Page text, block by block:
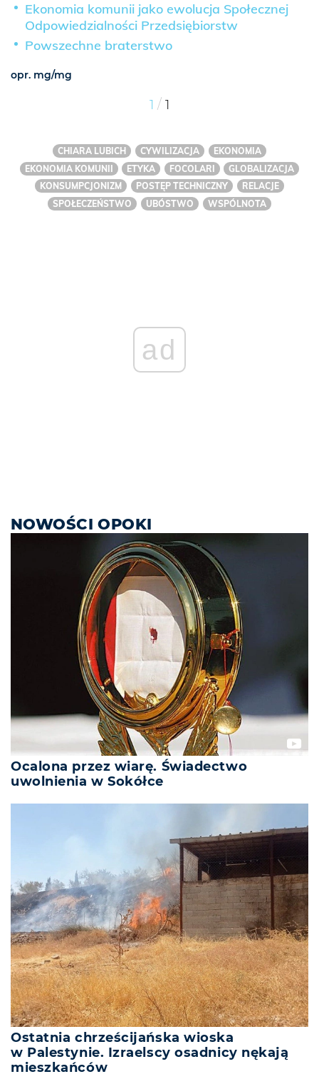
Ekonomia komunii jako ewolucja Społecznej
Odpowiedzialności Przedsiębiorstw
Powszechne braterstwo
opr. mg/mg
1 / 1
CHIARA LUBICH CYWILIZACJA
EKONOMIA
EKONOMIA KOMUNII
ETYKA FOCOLARI
GLOBALIZACJA
KONSUMPCJONIZM
POSTĘP TECHNICZNY
RELACJE
SPOŁECZEŃSTWO
UBÓSTWO WSPÓLNOTA
ad
NOWOŚCI OPOKI
Ocalona przez wiarę. Świadectwo
uwolnienia w Sokółce
Ostatnia chrześcijańska wioska
w Palestynie. Izraelscy osadnicy nękają
mieszkańców